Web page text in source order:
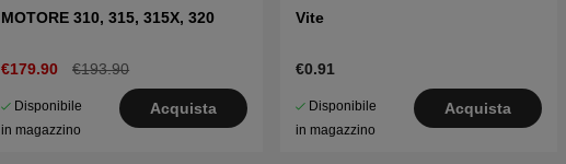
MOTORE 310, 315, 315X, 320
€179.90 €193.90
Disponibile
in magazzino
Acquista
Vite
€0.91
Disponibile
in magazzino
Acquista